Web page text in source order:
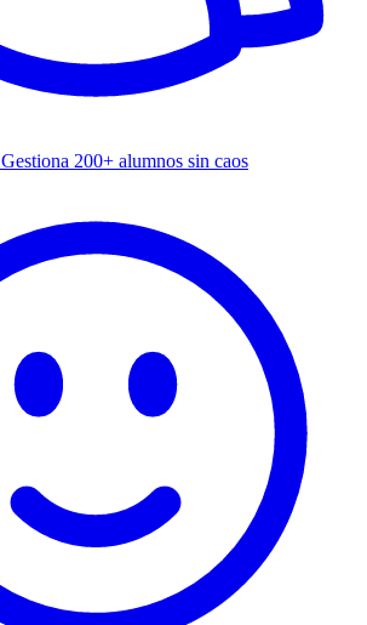
Gestiona 200+ alumnos sin caos